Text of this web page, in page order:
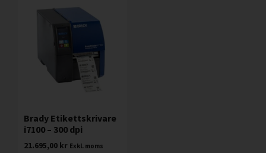
Brady Etikettskrivare
i7100 – 300 dpi
21.695,00 kr Exkl. moms